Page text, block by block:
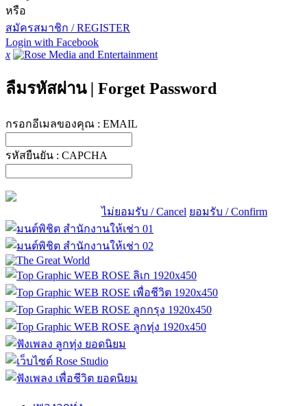
หรือ
สมัครสมาชิก / REGISTER
Login with Facebook
x
ลืมรหัสผ่าน | Forget Password
กรอกอีเมลของคุณ : EMAIL
รหัสยืนยัน : CAPCHA
ไม่ยอมรับ / Cancel ยอมรับ / Confirm